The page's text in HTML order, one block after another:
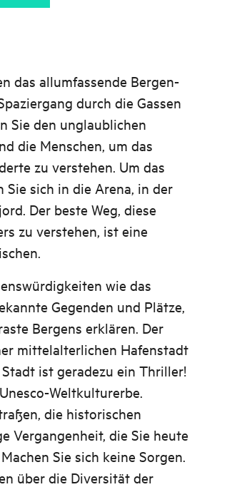
das allumfassende Bergen-
durch die Gassen
Sie den unglaublichen
die Menschen, um das
zu verstehen. Um das
Sie sich in die Arena, in der
Der beste Weg, diese
zu verstehen, ist eine
wie das
Gegenden und Plätze,
Bergens erklären. Der
mittelalterlichen Hafenstadt
ist geradezu ein Thriller!
Weltkulturerbe.
die historischen
Vergangenheit, die Sie heute
Sie sich keine Sorgen.
über die Diversität der